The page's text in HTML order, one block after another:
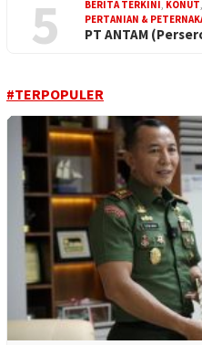
5 BERITA TERKINI, KONUT,
PERTANIAN &
PT ANTAM
#TERPOPULER